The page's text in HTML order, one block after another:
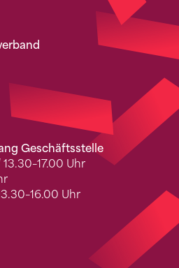
Geschäftsstelle
Uhr
Uhr